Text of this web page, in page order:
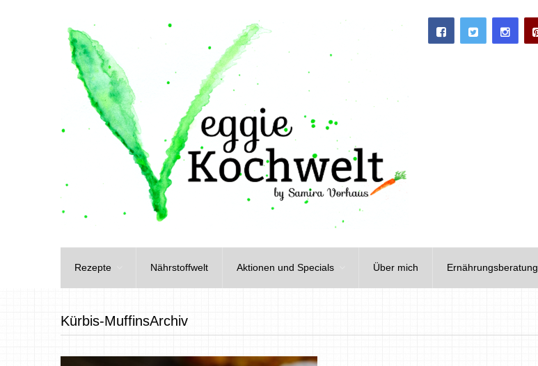
Rezepte Nährstoffwelt Aktionen und Specials Über mich Ernährungsberatung
Kürbis-MuffinsArchiv